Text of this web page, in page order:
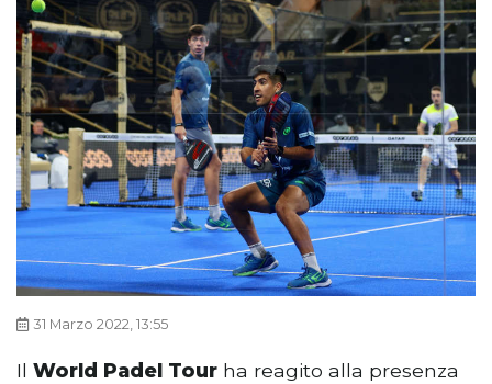
31 Marzo 2022, 13:55
Il World Padel Tour ha reagito alla presenza